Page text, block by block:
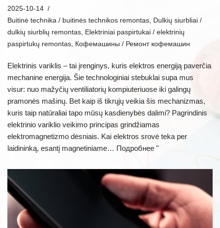
2025-10-14
Buitinė technika / buitinės technikos remontas Dulkių siurbliai /
dulkių siurblių remontas Elektriniai paspirtukai / elektrinių
paspirtukų remontas Кофемашины / Ремонт кофемашин
Elektrinis variklis – tai įrenginys, kuris elektros energiją paverčia
mechanine energija. Šie technologiniai stebuklai supa mus
visur: nuo mažyčių ventiliatorių kompiuteriuose iki galingų
pramonės mašinų. Bet kaip iš tikrųjų veikia šis mechanizmas,
kuris taip natūraliai tapo mūsų kasdienybės dalimi? Pagrindinis
elektrinio variklio veikimo principas grindžiamas
elektromagnetizmo dėsniais. Kai elektros srovė teka per
laidininką, esantį magnetiniame… Подробнее "